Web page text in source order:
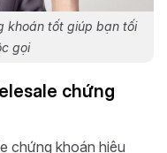
khoán tốt giúp bạn tối
gọi
chứng
chứng khoán hiệu